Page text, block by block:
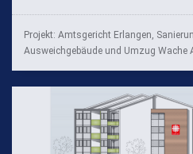
Projekt: Amtsgericht Erlangen,
Ausweichgebäude und Umzug Wache